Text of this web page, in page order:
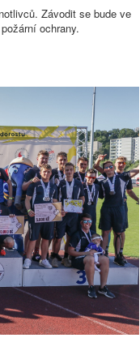
Závodit se bude ve
ochrany.